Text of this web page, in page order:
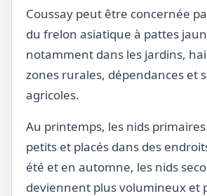
Coussay peut être concernée
du frelon asiatique à pattes
notamment dans les jardins,
zones rurales, dépendances et
agricoles.
Au printemps, les nids
petits et placés dans des
été et en automne, les nids
deviennent plus volumineux et